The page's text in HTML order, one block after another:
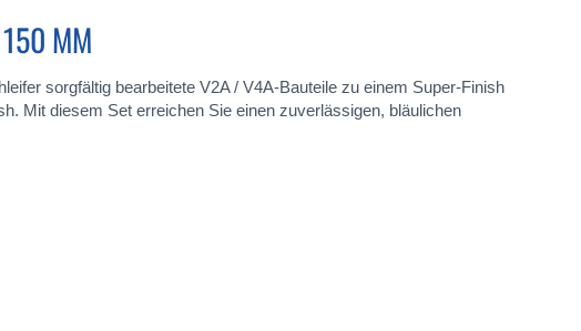
MM
sorgfältig bearbeitete V2A / V4A-Bauteile zu einem Super-Finish
Mit diesem Set erreichen Sie einen zuverlässigen, bläulichen